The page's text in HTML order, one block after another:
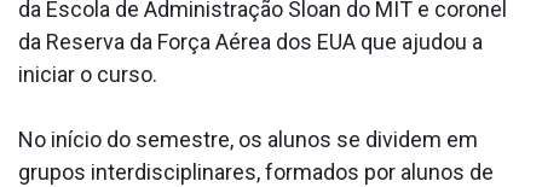
da Escola de Administração Sloan do MIT e coronel
da Reserva da Força Aérea dos EUA que ajudou a
iniciar o curso.
No início do semestre, os alunos se dividem em
grupos interdisciplinares, formados por alunos de